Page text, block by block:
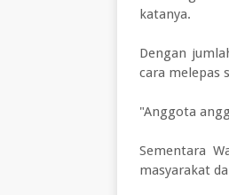
katanya.
Dengan
cara melepas
"Anggota
Sementara
masyarakat